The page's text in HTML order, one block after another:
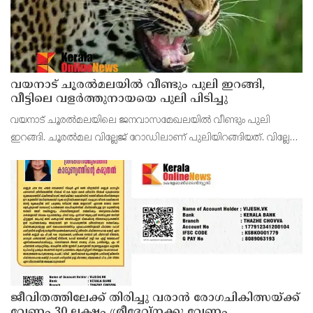
വയനാട് ചൂരൽമലയിൽ വീണ്ടും പുലി ഇറങ്ങി,
വീട്ടിലെ വളർത്തുനായയെ പുലി പിടിച്ചു
വയനാട് ചൂരൽമലയിലെ ജനവാസമേഖലയിൽ വീണ്ടും പുലി
ഇറങ്ങി. ചൂരൽമല വില്ലേജ് റോഡിലാണ് പുലിയിറങ്ങിയത്. വില്ലേജ്
പിടിച്ചു.ഇത് നാലാംതവണയാണ് വിജയന്റെ വീട്ടിൽ പുലി എത്
ജീവിതത്തിലേക്ക് തിരിച്ചു വരാൻ രോഗചികിത്സയ്ക്ക്